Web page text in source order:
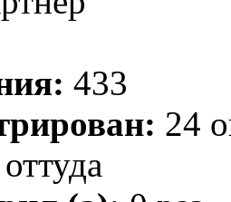
433
24
оттуда